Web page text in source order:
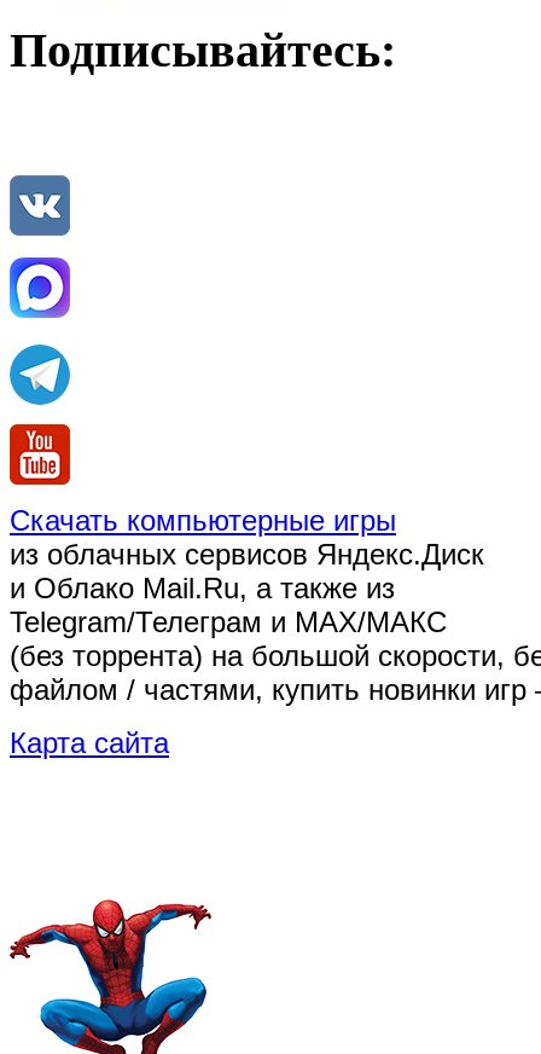
Подписывайтесь:
Скачать компьютерные игры
из облачных сервисов Яндекс.Диск
и Облако Mail.Ru, а также из
Telegram/Телеграм и MAX/МАКС
(без торрента) на большой скорости,
файлом / частями, купить новинки
Карта сайта